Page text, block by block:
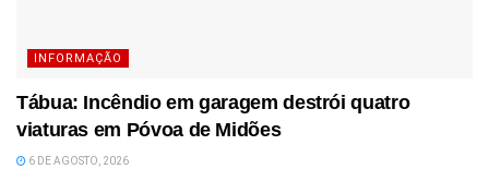
INFORMAÇÃO
Tábua: Incêndio em garagem destrói quatro
viaturas em Póvoa de Midões
6 DE AGOSTO, 2026